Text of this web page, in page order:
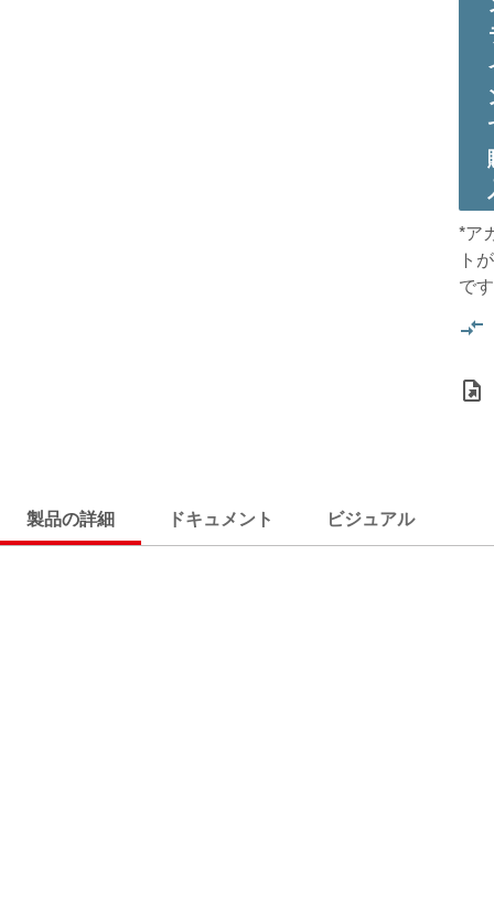
*ア
ト
です
製品の詳細 ドキュメント ビジュアル